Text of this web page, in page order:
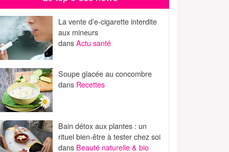
La vente d’e-cigarette interdite
aux mineurs
dansActu santé
Soupe glacée au concombre
dans Recettes
Bain détox aux plantes : un
rituel bien-être à tester chez soi
dans Beauté naturelle & bio